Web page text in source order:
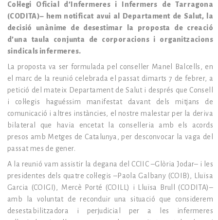
Col·legi Oficial d’Infermeres i Infermers de Tarragona
(CODITA)– hem notificat avui al Departament de Salut, la
decisió unànime de desestimar la proposta de creació
d’una taula conjunta de corporacions i organitzacions
sindicals infermeres.
La proposta va ser formulada pel conseller Manel Balcells, en
el marc de la reunió celebrada el passat dimarts 7 de febrer, a
petició del mateix Departament de Salut i després que Consell
i col·legis haguéssim manifestat davant dels mitjans de
comunicació i altres instàncies, el nostre malestar per la deriva
bilateral que havia encetat la conselleria amb els acords
presos amb Metges de Catalunya, per desconvocar la vaga del
passat mes de gener.
A la reunió vam assistir la degana del CCIIC –Glòria Jodar– i les
presidentes dels quatre col·legis –Paola Galbany (COIB), Lluïsa
Garcia (COIGI), Mercè Porté (COILL) i Lluïsa Brull (CODITA)–
amb la voluntat de reconduir una situació que considerem
desestabilitzadora i perjudicial per a les infermeres